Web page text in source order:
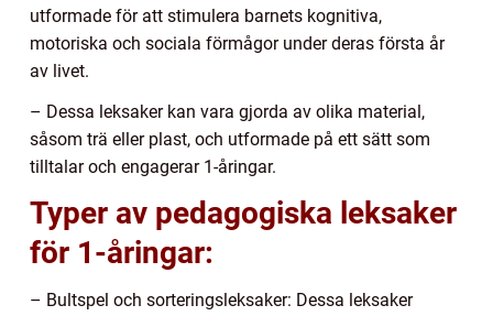
utformade för att stimulera barnets kognitiva,
motoriska och sociala förmågor under deras första år
av livet.
– Dessa leksaker kan vara gjorda av olika material,
såsom trä eller plast, och utformade på ett sätt som
tilltalar och engagerar 1-åringar.
Typer av pedagogiska leksaker
för 1-åringar:
– Bultspel och sorteringsleksaker: Dessa leksaker